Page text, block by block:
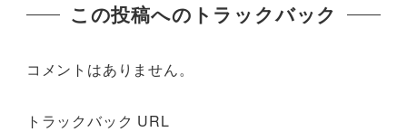
この投稿へのトラックバック
コメントはありません。
トラックバック URL